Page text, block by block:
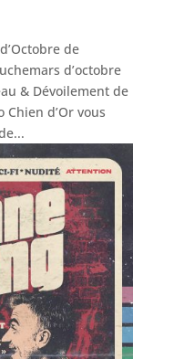
de
d’octobre
& Dévoilement de
Chien d’Or vous